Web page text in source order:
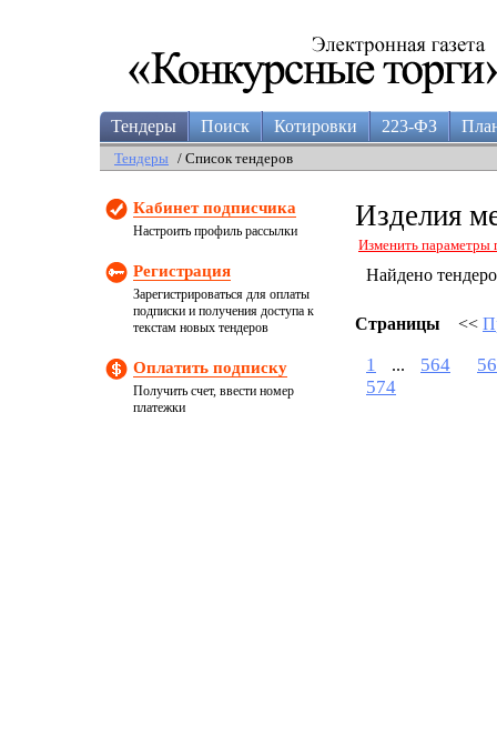
Тендеры Поиск Котировки 223-ФЗ
Тендеры / Список тендеров
Кабинет подписчика
Настроить профиль рассылки
Регистрация
Зарегистрироваться для оплаты
подписки и получения доступа к
текстам новых тендеров
Оплатить подписку
Получить счет, ввести номер
платежки
Изделия
Изменить параметры
Найдено
Страницы <<
1 ... 564
574